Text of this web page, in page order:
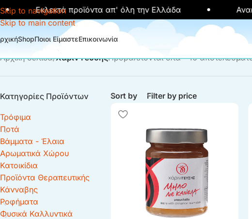
Skip to navigation
Skip to main content
Εκλεκτά προϊόντα απ' όλη την Ελλάδα
ShopΠοιοι ΕίμαστεΕπικοινωνία
Αρχική σελίδα/Χάριν ΓεύσηςΠροβάλλονται όλα - 10
Κατηγορίες Προϊόντων
Τρόφιμα
Ποτά
Βάμματα - Έλαια
Αρωματικά Χώρου
Κατοικίδια
Προϊόντα Θεραπευτικής
Κάνναβης
Ροφήματα
Φυσικά Καλλυντικά
Sort by Filter by price